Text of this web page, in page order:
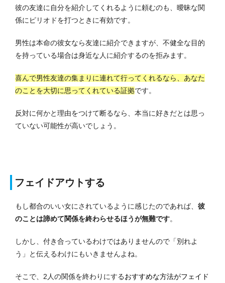
彼の友達に自分を紹介してくれるように頼むのも、曖昧な関
係にピリオドを打つときに有効です。
男性は本命の彼女なら友達に紹介できますが、不健全な目的
を持っている場合は身近な人に紹介するのを拒みます。
喜んで男性友達の集まりに連れて行ってくれるなら、あなた
のことを大切に思ってくれている証拠です。
反対に何かと理由をつけて断るなら、本当に好きだとは思っ
ていない可能性が高いでしょう。
フェイドアウトする
もし都合のいい女にされているように感じたのであれば、 彼
のことは諦めて関係を終わらせるほうが無難です。
しかし、付き合っているわけではありませんので「別れよ
う」と伝えるわけにもいきませんよね。
そこで、2人の関係を終わりにするおすすめな方法がフェイド